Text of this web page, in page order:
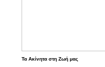
Τα Ακίνητα στη Ζωή μας